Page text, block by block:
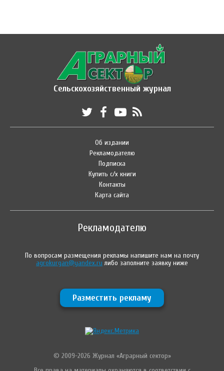
Сельскохозяйственный журнал
Об издании
Рекламодателю
Подписка
Купить с/х книги
Контакты
Карта сайта
Рекламодателю
По вопросам размещения рекламы напишите нам на почту
agrokurgan@yandex.ru либо заполните заявку ниже
Разместить рекламу
© 2009-2026 Журнал «Аграрный сектор»